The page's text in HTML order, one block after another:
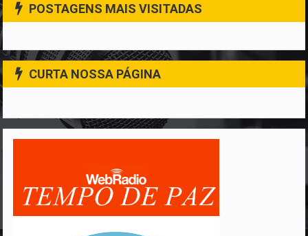
POSTAGENS MAIS VISITADAS
CURTA NOSSA PÁGINA